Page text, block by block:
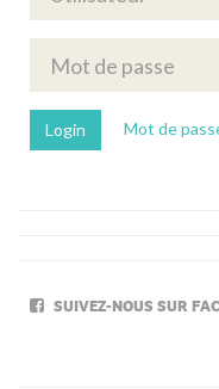
Mot de
SUIVEZ-NOUS SUR